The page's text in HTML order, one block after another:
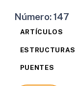
Número:147
ARTÍCULOS
ESTRUCTURAS
PUENTES